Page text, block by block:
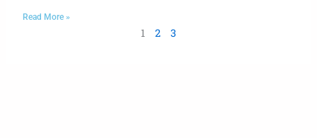
Read More »
1 2 3